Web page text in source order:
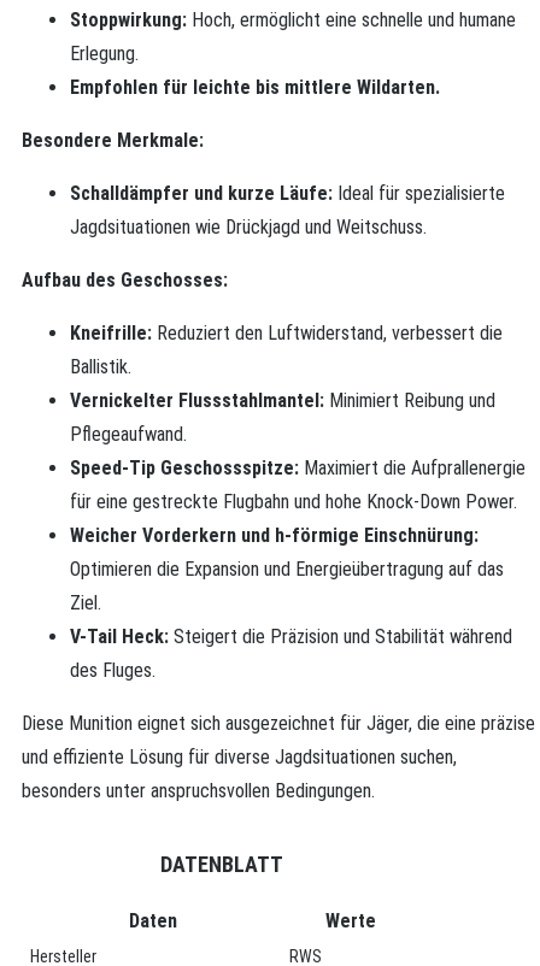
Stoppwirkung: Hoch, ermöglicht eine schnelle und humane
Erlegung.
Empfohlen für leichte bis mittlere Wildarten.
Besondere Merkmale:
Schalldämpfer und kurze Läufe: Ideal für spezialisierte
Jagdsituationen wie Drückjagd und Weitschuss.
Aufbau des Geschosses:
Kneifrille: Reduziert den Luftwiderstand, verbessert die
Ballistik.
Vernickelter Flussstahlmantel: Minimiert Reibung und
Pflegeaufwand.
Speed-Tip Geschossspitze: Maximiert die Aufprallenergie
für eine gestreckte Flugbahn und hohe Knock-Down Power.
Weicher Vorderkern und h-förmige Einschnürung:
Optimieren die Expansion und Energieübertragung auf das
Ziel.
V-Tail Heck: Steigert die Präzision und Stabilität während
des Fluges.
Diese Munition eignet sich ausgezeichnet für Jäger, die eine präzise
und effiziente Lösung für diverse Jagdsituationen suchen,
besonders unter anspruchsvollen Bedingungen.
DATENBLATT
Daten Werte
Hersteller
RWS